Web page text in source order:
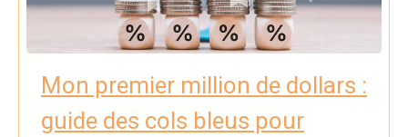
Mon premier million de dollars :
guide des cols bleus pour